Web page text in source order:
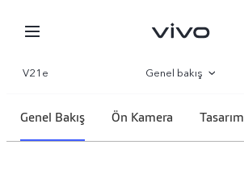
V21e Genel bakış
Genel Bakış Ön Kamera Tasarım